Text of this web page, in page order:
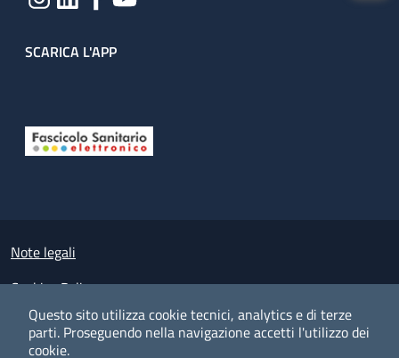
Questo sito utilizza cookie tecnici, analytics e di terze
parti. Proseguendo nella navigazione accetti l'utilizzo dei
cookie.
SCARICA L'APP
Small prints
Note legali
Cookies Policy
Policy privacy e protezione del dato personale